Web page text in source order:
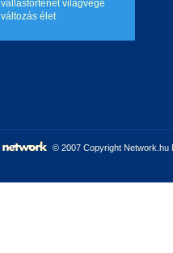
vallástörténet világvége
változás élet
© 2007 Copyright Network.hu